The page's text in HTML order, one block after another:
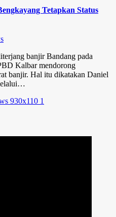
Tetapkan Status
banjir Bandang pada
Kalbar mendorong
banjir. Hal itu dikatakan Daniel